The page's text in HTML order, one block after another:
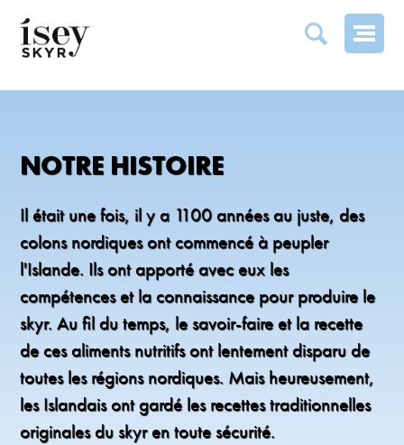
NOTRE HISTOIRE
NOTRE HISTOIRE
Il était une fois, il y a 1100 années au juste, des
colons nordiques ont commencé à peupler
l'Islande. Ils ont apporté avec eux les
compétences et la connaissance pour produire le
skyr. Au fil du temps, le savoir-faire et la recette
de ces aliments nutritifs ont lentement disparu de
toutes les régions nordiques. Mais heureusement,
les Islandais ont gardé les recettes traditionnelles
originales du skyr en toute sécurité.